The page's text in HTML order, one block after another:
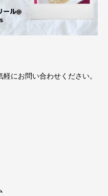
にお問い合わせください。